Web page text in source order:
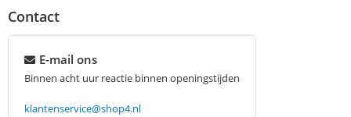
Contact
E-mail ons
Binnen acht uur reactie binnen openingstijden
klantenservice@shop4.nl